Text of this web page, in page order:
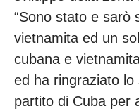
“Sono stato e sarò
vietnamita ed un
cubana e
ed ha ringraziato lo
partito di Cuba per